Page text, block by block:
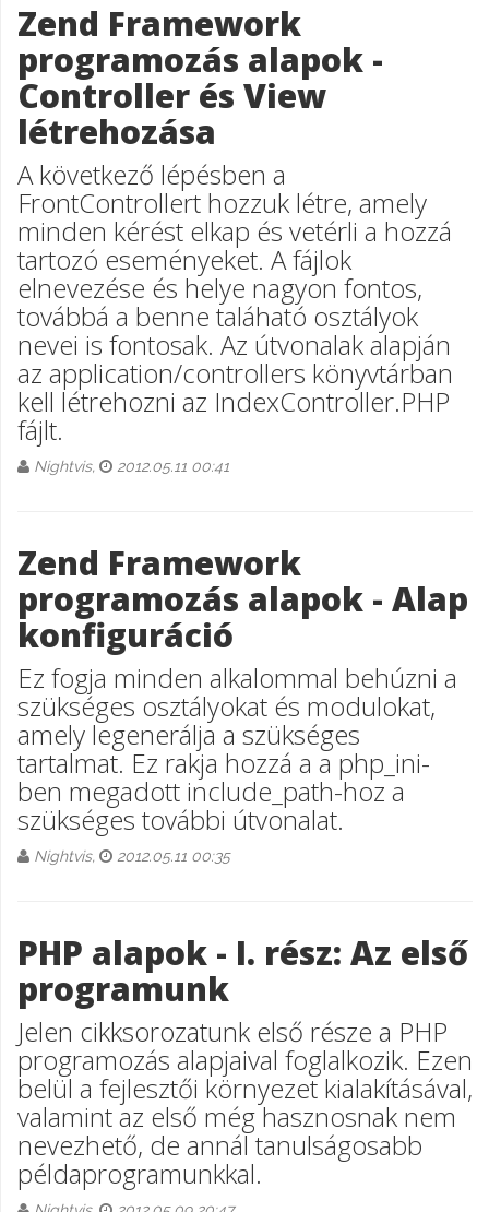
Zend Framework
programozás alapok -
Controller és View
létrehozása
A következő lépésben a
FrontControllert hozzuk létre, amely
minden kérést elkap és vetérli a hozzá
tartozó eseményeket. A fájlok
elnevezése és helye nagyon fontos,
továbbá a benne taláható osztályok
nevei is fontosak. Az útvonalak alapján
az application/controllers könyvtárban
kell létrehozni az IndexController.PHP
fájlt.
Nightvis, 2012.05.11 00:41
Zend Framework
programozás alapok - Alap
konfiguráció
Ez fogja minden alkalommal behúzni a
szükséges osztályokat és modulokat,
amely legenerálja a szükséges
tartalmat. Ez rakja hozzá a a php_ini-
ben megadott include_path-hoz a
szükséges további útvonalat.
Nightvis, 2012.05.11 00:35
PHP alapok - I. rész: Az első
programunk
Jelen cikksorozatunk első része a PHP
programozás alapjaival foglalkozik. Ezen
belül a fejlesztői környezet kialakításával,
valamint az első még hasznosnak nem
nevezhető, de annál tanulságosabb
példaprogramunkkal.